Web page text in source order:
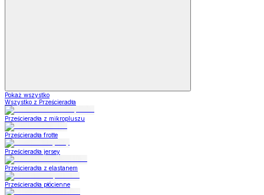
Pokaż wszystko
Wszystko z Prześcieradła
Prześcieradła z mikropluszu
Prześcieradła frotte
Prześcieradła jersey
Prześcieradła z elastanem
Prześcieradła płócienne